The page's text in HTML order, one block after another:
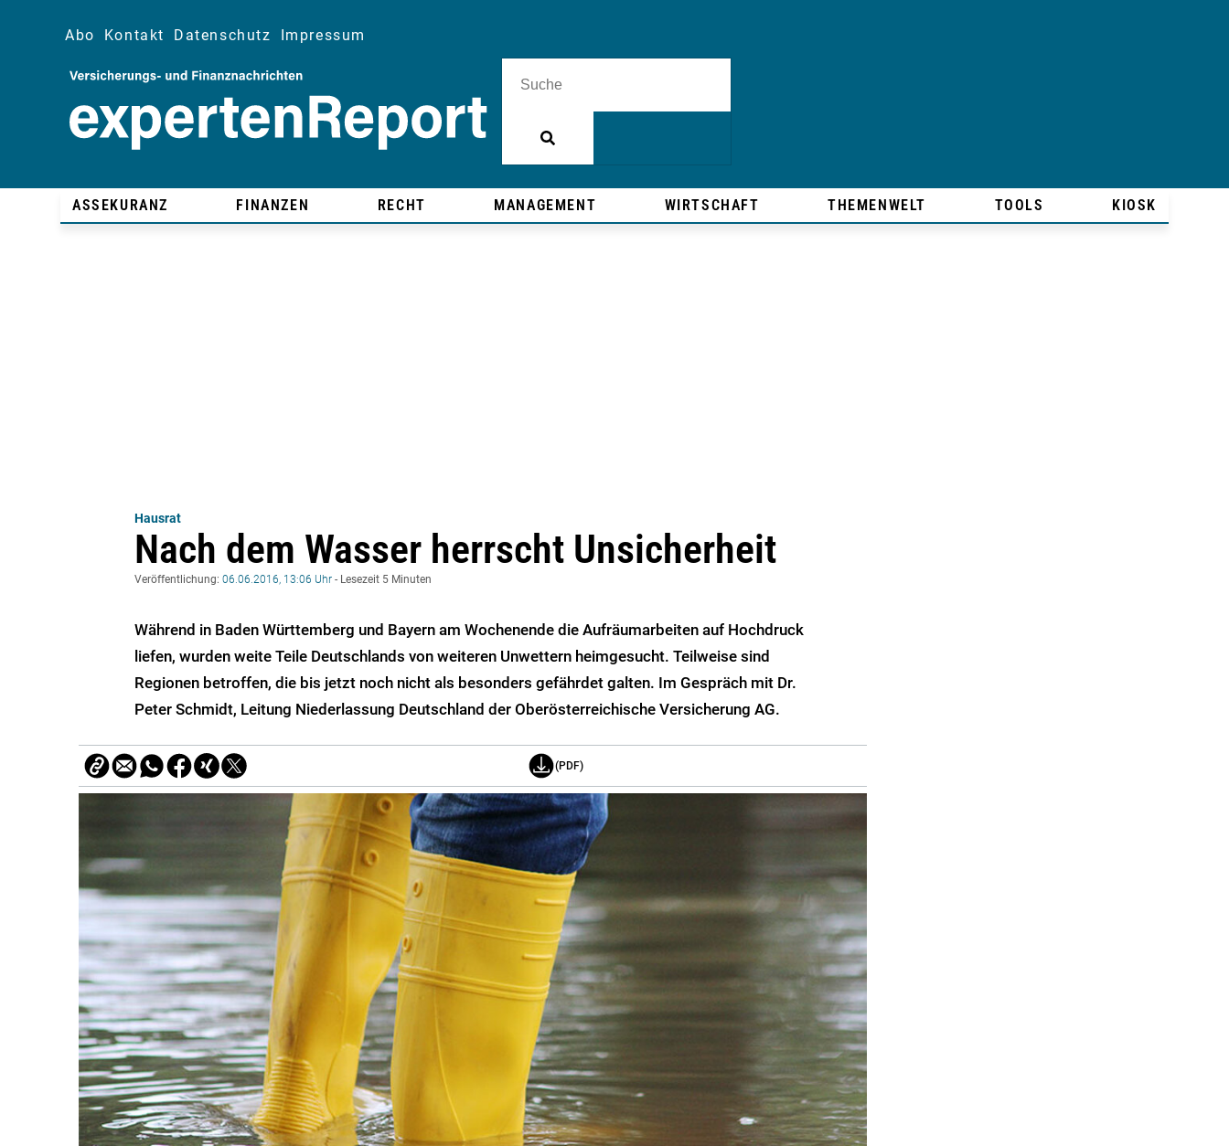
Abo Kontakt Datenschutz Impressum
ASSEKURANZ FINANZEN RECHT MANAGEMENT WIRTSCHAFT THEMENWELT TOOLS KIOSK
Hausrat
Nach dem Wasser herrscht Unsicherheit
Veröffentlichung: 06.06.2016, 13:06 Uhr - Lesezeit 5 Minuten
Während in Baden Württemberg und Bayern am Wochenende die Aufräumarbeiten auf Hochdruck
liefen, wurden weite Teile Deutschlands von weiteren Unwettern heimgesucht. Teilweise sind
Regionen betroffen, die bis jetzt noch nicht als besonders gefährdet galten. Im Gespräch mit Dr.
Peter Schmidt, Leitung Niederlassung Deutschland der Oberösterreichische Versicherung AG.
(PDF)